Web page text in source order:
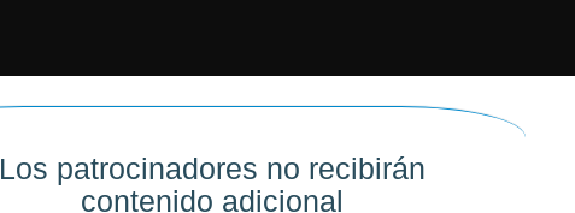
Los patrocinadores no recibirán
contenido adicional